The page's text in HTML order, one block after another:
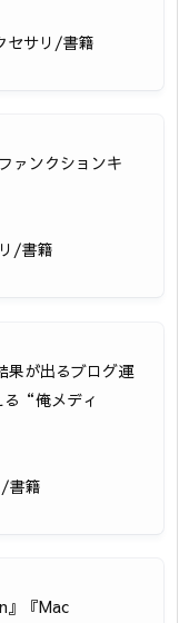
セサリ/書籍
ァンクションキ
/書籍
果が出るブログ運
る“俺メディ
/書籍
』『Mac